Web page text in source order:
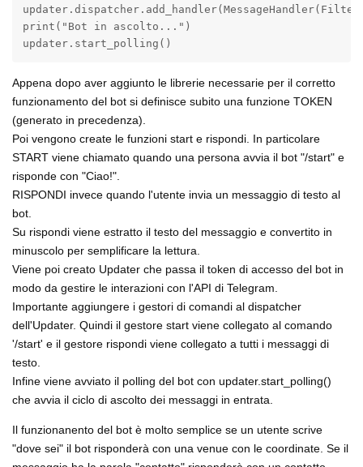
print("Bot in ascolto...")
updater.start_polling()
Appena dopo aver aggiunto le librerie necessarie per il corretto
funzionamento del bot si definisce subito una funzione TOKEN
(generato in precedenza).
Poi vengono create le funzioni start e rispondi. In particolare
START viene chiamato quando una persona avvia il bot "/start" e
risponde con "Ciao!".
RISPONDI invece quando l'utente invia un messaggio di testo al
bot.
Su rispondi viene estratto il testo del messaggio e convertito in
minuscolo per semplificare la lettura.
Viene poi creato Updater che passa il token di accesso del bot in
modo da gestire le interazioni con l'API di Telegram.
Importante aggiungere i gestori di comandi al dispatcher
dell'Updater. Quindi il gestore start viene collegato al comando
'/start' e il gestore rispondi viene collegato a tutti i messaggi di
testo.
Infine viene avviato il polling del bot con updater.start_polling()
che avvia il ciclo di ascolto dei messaggi in entrata.
Il funzionanento del bot è molto semplice se un utente scrive
"dove sei" il bot risponderà con una venue con le coordinate. Se il